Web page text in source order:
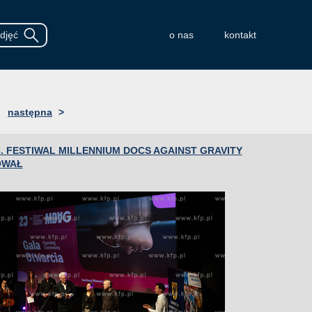
o nas kontakt
następna >
FESTIWAL MILLENNIUM DOCS AGAINST GRAVITY